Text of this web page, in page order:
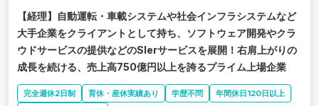
【経理】自動運転・車載システムや社会インフラシステムなど
大手企業をクライアントとして持ち、ソフトウェア開発やクラ
ウドサービスの提供などのSIerサービスを展開！右肩上がりの
成長を続ける、売上高750億円以上を誇るプライム上場企業
完全週休2日制 育休・産休実績あり 学歴不問
年間休日120日以上